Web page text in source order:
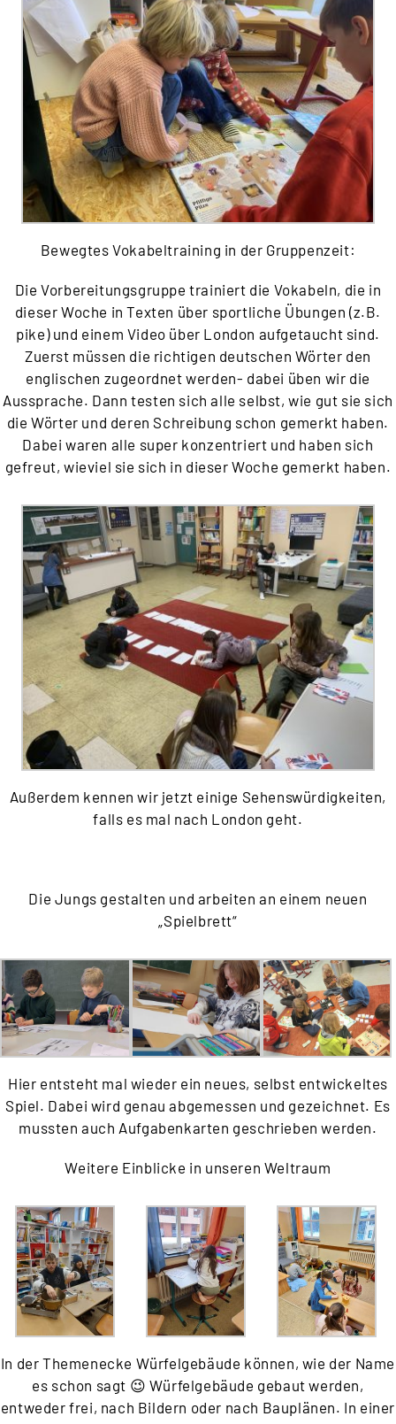
Bewegtes Vokabeltraining in der Gruppenzeit:
Die Vorbereitungsgruppe trainiert die Vokabeln, die in
dieser Woche in Texten über sportliche Übungen (z.B.
pike) und einem Video über London aufgetaucht sind.
Zuerst müssen die richtigen deutschen Wörter den
englischen zugeordnet werden- dabei üben wir die
Aussprache. Dann testen sich alle selbst, wie gut sie sich
die Wörter und deren Schreibung schon gemerkt haben.
Dabei waren alle super konzentriert und haben sich
gefreut, wieviel sie sich in dieser Woche gemerkt haben.
Außerdem kennen wir jetzt einige Sehenswürdigkeiten,
falls es mal nach London geht.
Die Jungs gestalten und arbeiten an einem neuen
„Spielbrett“
Hier entsteht mal wieder ein neues, selbst entwickeltes
Spiel. Dabei wird genau abgemessen und gezeichnet. Es
mussten auch Aufgabenkarten geschrieben werden.
Weitere Einblicke in unseren Weltraum
In der Themenecke Würfelgebäude können, wie der Name
es schon sagt 😉 Würfelgebäude gebaut werden,
entweder frei, nach Bildern oder nach Bauplänen. In einer